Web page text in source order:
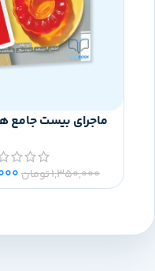
ماجرای بیست جامع
1,350,000تومان